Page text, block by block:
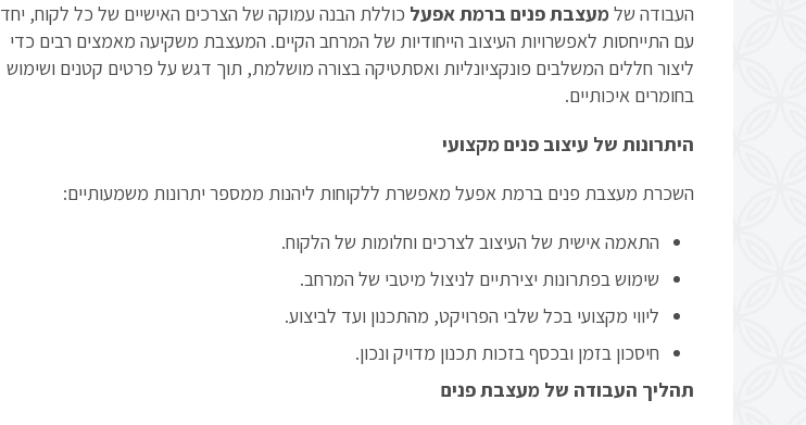
העבודה של מעצבת פנים ברמת אפעל כוללת הבנה עמוקה של הצרכים האישיים של כל לקוח, יחד
עם התייחסות לאפשרויות העיצוב הייחודיות של המרחב הקיים. המעצבת משקיעה מאמצים רבים כדי
ליצור חללים המשלבים פונקציונליות ואסתטיקה בצורה מושלמת, תוך דגש על פרטים קטנים ושימוש
בחומרים איכותיים.
היתרונות של עיצוב פנים מקצועי
השכרת מעצבת פנים ברמת אפעל מאפשרת ללקוחות ליהנות ממספר יתרונות משמעותיים:
התאמה אישית של העיצוב לצרכים וחלומות של הלקוח.
שימוש בפתרונות יצירתיים לניצול מיטבי של המרחב.
ליווי מקצועי בכל שלבי הפרויקט, מהתכנון ועד לביצוע.
חיסכון בזמן ובכסף בזכות תכנון מדויק ונכון.
תהליך העבודה של מעצבת פנים